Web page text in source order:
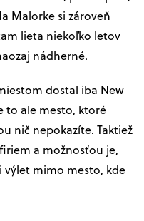
Malorke si zároveň
lieta niekoľko letov
nádherné.
dostal iba New
to ale mesto, ktoré
nič nepokazíte. Taktiež
a možnosťou je,
výlet mimo mesto, kde